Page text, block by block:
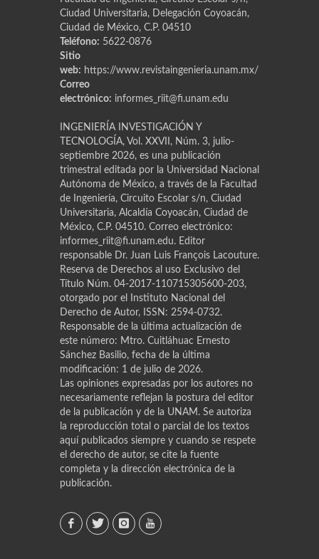
Ciudad Universitaria, Delegación Coyoacán,
Ciudad de México, C.P. 04510
Teléfono: 5622-0876
Sitio
web: https://www.revistaingenieria.unam.mx/
Correo
electrónico: informes_riit@fi.unam.edu
INGENIERÍA INVESTIGACIÓN Y
TECNOLOGÍA, Vol. XXVII, Núm. 3, julio-
septiembre 2026, es una publicación
trimestral editada por la Universidad Nacional
Autónoma de México, a través de la Facultad
de Ingeniería, Circuito Escolar s/n, Ciudad
Universitaria, Alcaldía Coyoacán, Ciudad de
México, C.P. 04510. Correo electrónico:
informes_riit@fi.unam.edu. Editor
responsable Dr. Juan Luis Franҫois Lacouture.
Reserva de Derechos al uso Exclusivo del
Título Núm. 04-2017-110715305600-203,
otorgado por el Instituto Nacional del
Derecho de Autor, ISSN: 2594-0732.
Responsable de la última actualización de
este número: Mtro. Cuitláhuac Ernesto
Sánchez Basilio, fecha de la última
modificación: 1 de julio de 2026.
Las opiniones expresadas por los autores no
necesariamente reflejan la postura del editor
de la publicación y de la UNAM. Se autoriza
la reproducción total o parcial de los textos
aquí publicados siempre y cuando se respete
el derecho de autor, se cite la fuente
completa y la dirección electrónica de la
publicación.